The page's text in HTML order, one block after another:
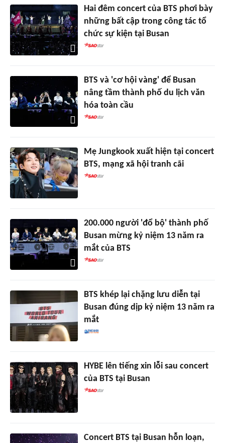
Hai đêm concert của BTS phơi bày
những bất cập trong công tác tổ
chức sự kiện tại Busan
BTS và 'cơ hội vàng' để Busan
nâng tầm thành phố du lịch văn
hóa toàn cầu
Mẹ Jungkook xuất hiện tại concert
BTS, mạng xã hội tranh cãi
200.000 người 'đổ bộ' thành phố
Busan mừng kỷ niệm 13 năm ra
mắt của BTS
BTS khép lại chặng lưu diễn tại
Busan đúng dịp kỷ niệm 13 năm ra
mắt
HYBE lên tiếng xin lỗi sau concert
của BTS tại Busan
Concert BTS tại Busan hỗn loạn,